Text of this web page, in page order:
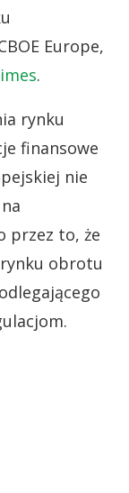
Europe,
.
rynku
finansowe
nie
przez to, że
obrotu